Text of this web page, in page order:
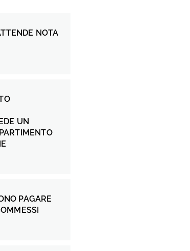
NOTA
UN
PAGARE